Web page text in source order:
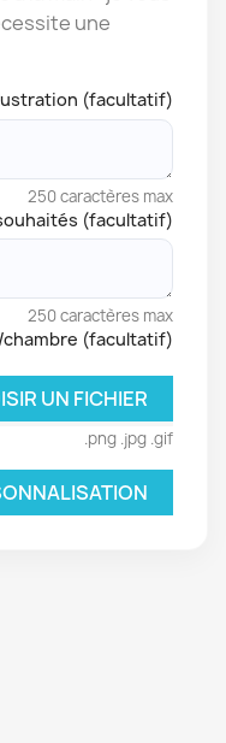
une
(facultatif)
250 caractères max
(facultatif)
250 caractères max
chambre (facultatif)
UN FICHIER
.png .jpg .gif